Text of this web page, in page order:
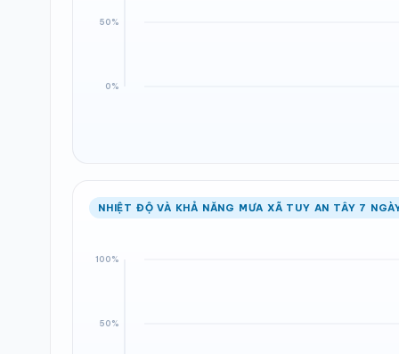
NHIỆT ĐỘ VÀ KHẢ NĂNG MƯA XÃ TUY AN TÂY 7